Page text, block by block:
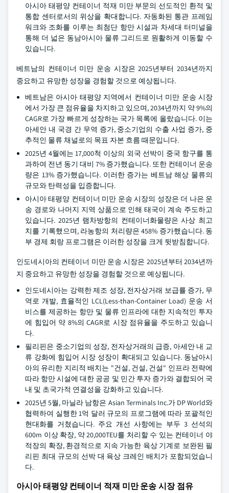
아시아 태평양 컨테이너 적재 미만 부문의 선도적인 환적 및
통합 센터로서의 위상을 확대합니다. 자동화된 통관 프레임
워크와 조화를 이루는 최첨단 항만 시설과 차세대 터미널을
통해 더 넓은 동남아시아 물류 그리드로 원활하게 이동할 수
있습니다.
베트남의 컨테이너 미만 운송 시장은 2025년부터 2034년까지
중요하고 유망한 성장을 경험할 것으로 예상됩니다.
베트남은 아시아 태평양 지역에서 컨테이너 미만 운송 시장
에서 가장 큰 점유율을 차지하고 있으며, 2034년까지 약 9%의
CAGR로 가장 빠르게 성장하는 국가 목록에 올랐습니다. 이는
아세안 내 국경 간 무역 증가, 중소기업의 수출 사업 증가, 중
추적인 물류 채널로의 목표 자본 흐름 때문입니다.
2025년 4월에는 17,000척 이상의 외국 선박이 중국 항구를 통
과하여 전년 동기 대비 7% 증가했습니다. 또한 컨테이너 운송
량은 13% 증가했습니다. 이러한 증가는 베트남 해상 물류의
규모와 탄력성을 입증합니다.
아시아 태평양 컨테이너 미만 운송 시장의 성장은 더 나은 운
송 경로와 나머지 지역 상품으로 인해 태국이 계속 주도하고
있습니다. 2025년 램차방항의 컨테이너화물량은 사상 최고
치를 기록했으며, 라농항의 처리량은 458% 증가했습니다. 동
부 경제 회랑 프로그램은 이러한 성장을 크게 뒷받침합니다.
인도네시아의 컨테이너 미만 운송 시장은 2025년부터 2034년까
지 중요하고 유망한 성장을 경험할 것으로 예상됩니다.
인도네시아는 강력한 제조 성장, 전자상거래 보급률 증가, 무
역로 개발, 효율적인 LCL(Less-than-Container Load) 운송 서
비스를 제공하는 항만 및 물류 인프라에 대한 지속적인 투자
에 힘입어 약 8%의 CAGR로 시장 점유율을 주도하고 있습니
다.
필리핀은 중소기업의 성장, 전자상거래의 급증, 아세안 내 교
류 강화에 힘입어 시장 성장이 확대되고 있습니다. 동남아시
아의 유리한 지리적 배치는 "건설, 건설, 건설" 인프라 전략에
따라 항만 시설에 대한 공공 및 민간 투자 증가와 결합되어 국
내 및 초국가적 연결성을 강화하고 있습니다.
2025년 5월, 마닐라 남항은 Asian Terminals Inc.가 DP World와
협력하여 실행한 1억 달러 규모의 프로그램에 따라 포괄적인
현대화를 거쳤습니다. 주요 개선 사항에는 부두 3 선석의
600m 이상 확장, 약 20,000TEU를 처리할 수 있는 컨테이너 야
적장의 확장, 환경적으로 지속 가능한 육상 기계로 보완된 필
리핀 최대 규모의 선박 대 육상 크레인 배치가 포함되었습니
다.
아시아 태평양 컨테이너 적재 미만 운송 시장 점유